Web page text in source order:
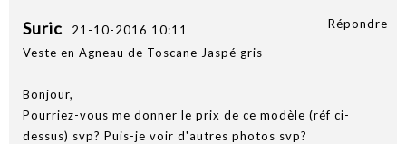
Suric 21-10-2016 10:11
Répondre
Veste en Agneau de Toscane Jaspé gris
Bonjour,
Pourriez-vous me donner le prix de ce modèle (réf ci-
dessus) svp? Puis-je voir d'autres photos svp?